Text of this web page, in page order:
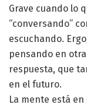
Grave cuando lo
“conversando”
escuchando.
pensando en
respuesta, que
en el futuro.
La mente está